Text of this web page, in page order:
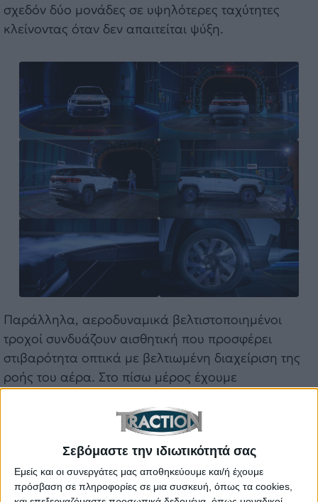
Σεβόμαστε την ιδιωτικότητά σας
Εμείς και οι συνεργάτες μας αποθηκεύουμε και/ή έχουμε
πρόσβαση σε πληροφορίες σε μια συσκευή, όπως τα cookies,
σχεδόν δύο μονάδες σε υψηλότερες ταχύτητες
κλείνοντας όταν δεν απαιτείται ψύξη.
Παράλληλα, αεροδυναμικά βελτιστοποιημένοι
τροχοί συνδυάζουν αισθητική που προσφέρει
στιβαρότητα οπτικά με βελτιωμένη διαχείριση της
ροής του αέρα. Στο πίσω μέρος έχουμε
αεροτομή οροφής και λειτουργικές αεροκουρτίνες
στους πίσω θόλους των τροχών.
Διαβάστε επίσης: Τα καθαρόαιμα 4×4 που
γεννήθηκαν στα χαρακώματα: Jeep Willys